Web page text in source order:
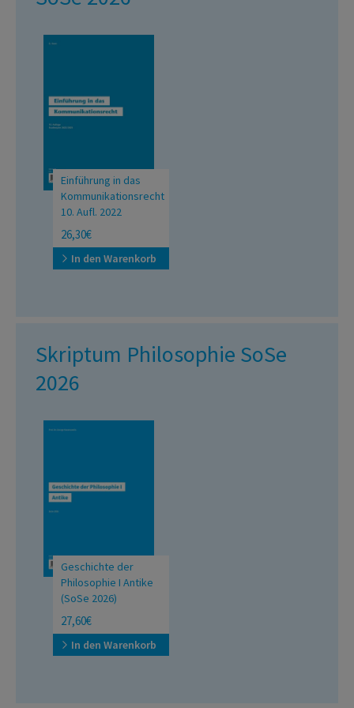
Einführung in das
Kommunikationsrecht
10. Aufl. 2022
26,30€
In den Warenkorb
Skriptum Philosophie SoSe
2026
Geschichte der
Philosophie I Antike
(SoSe 2026)
27,60€
In den Warenkorb